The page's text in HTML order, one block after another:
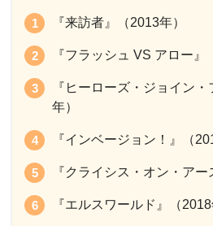
『来訪者』（2013年）
『フラッシュ VS アロー』
『ヒーローズ・ジョイン
年）
『インベージョン！』（
『クライシス・オン・アー
『エルスワールド』（2018